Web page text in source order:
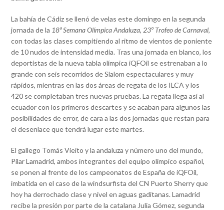
La bahía de Cádiz se llenó de velas este domingo en la segunda
jornada de la 18ª Semana Olímpica Andaluza, 23º Trofeo de Carnaval,
con todas las clases compitiendo al ritmo de vientos de poniente
de 10 nudos de intensidad media. Tras una jornada en blanco, los
deportistas de la nueva tabla olímpica iQFOil se estrenaban a lo
grande con seis recorridos de Slalom espectaculares y muy
rápidos, mientras en las dos áreas de regata de los ILCA y los
420 se completaban tres nuevas pruebas. La regata llega así al
ecuador con los primeros descartes y se acaban para algunos las
posibilidades de error, de cara a las dos jornadas que restan para
el desenlace que tendrá lugar este martes.
El gallego Tomás Vieito y la andaluza y número uno del mundo,
Pilar Lamadrid, ambos integrantes del equipo olímpico español,
se ponen al frente de los campeonatos de España de iQFOil,
imbatida en el caso de la windsurfista del CN Puerto Sherry que
hoy ha derrochado clase y nivel en aguas gaditanas. Lamadrid
recibe la presión por parte de la catalana Julia Gómez, segunda